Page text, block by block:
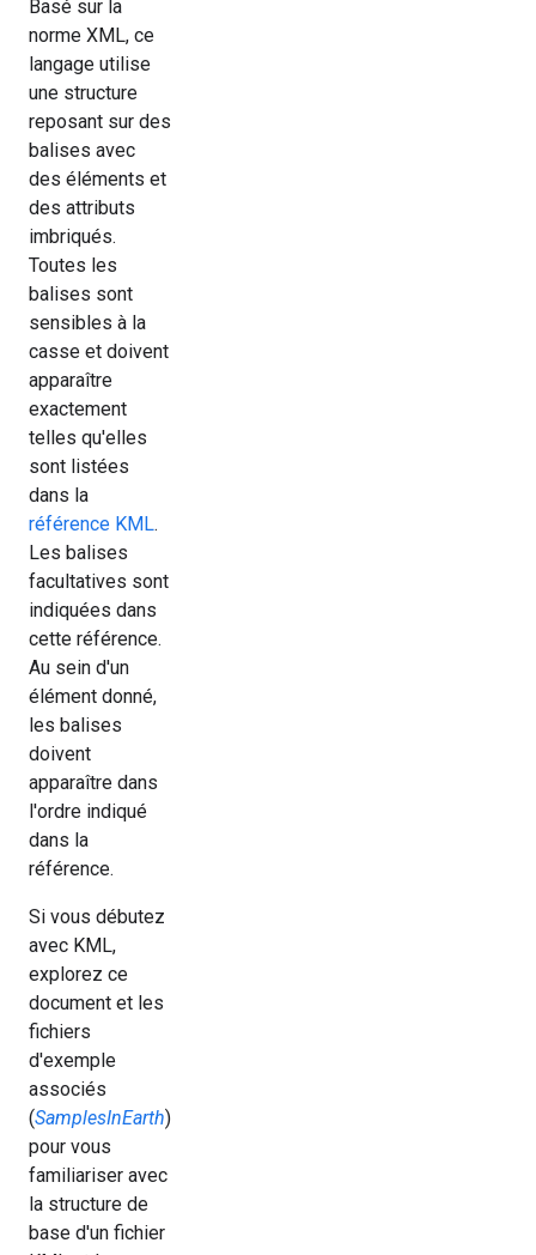
Basé sur la
norme XML, ce
langage utilise
une structure
reposant sur des
balises avec
des éléments et
des attributs
imbriqués.
Toutes les
balises sont
sensibles à la
casse et doivent
apparaître
exactement
telles qu'elles
sont listées
dans la
référence KML.
Les balises
facultatives sont
indiquées dans
cette référence.
Au sein d'un
élément donné,
les balises
doivent
apparaître dans
l'ordre indiqué
dans la
référence.
Si vous débutez
avec KML,
explorez ce
document et les
fichiers
d'exemple
associés
(SamplesInEarth)
pour vous
familiariser avec
la structure de
base d'un fichier